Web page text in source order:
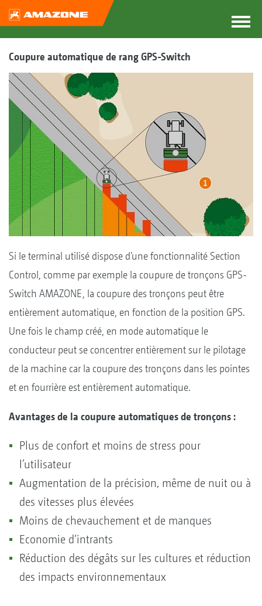
Coupure automatique de rang GPS-Switch
Si le terminal utilisé dispose d’une fonctionnalité Section
Control, comme par exemple la coupure de tronçons GPS-
Switch AMAZONE, la coupure des tronçons peut être
entièrement automatique, en fonction de la position GPS.
Une fois le champ créé, en mode automatique le
conducteur peut se concentrer entièrement sur le pilotage
de la machine car la coupure des tronçons dans les pointes
et en fourrière est entièrement automatique.
Avantages de la coupure automatiques de tronçons :
Plus de confort et moins de stress pour
l’utilisateur
Augmentation de la précision, même de nuit ou à
des vitesses plus élevées
Moins de chevauchement et de manques
Economie d‘intrants
Réduction des dégâts sur les cultures et réduction
des impacts environnementaux